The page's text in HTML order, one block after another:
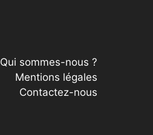
Qui sommes-nous ?
Mentions légales
Contactez-nous